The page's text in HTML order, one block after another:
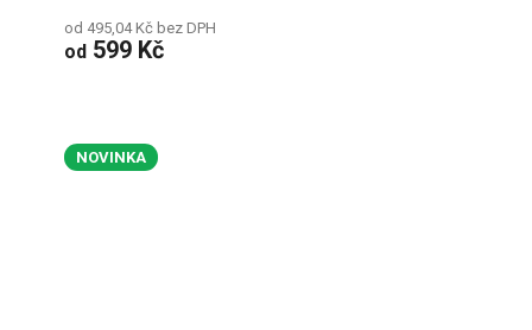
od 495,04 Kč bez DPH
od 599 Kč
NOVINKA